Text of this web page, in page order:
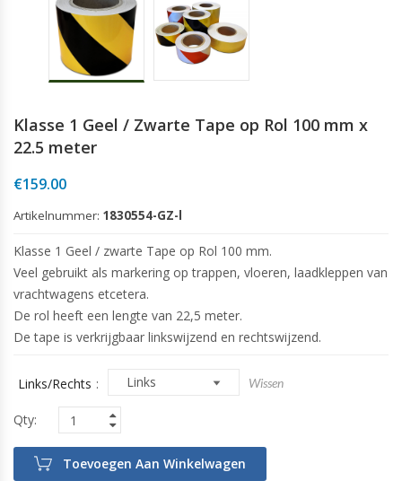
Klasse 1 Geel / Zwarte Tape op Rol 100 mm x
22.5 meter
€159.00
Artikelnummer: 1830554-GZ-l
Klasse 1 Geel / zwarte Tape op Rol 100 mm.
Veel gebruikt als markering op trappen, vloeren, laadkleppen van
vrachtwagens etcetera.
De rol heeft een lengte van 22,5 meter.
De tape is verkrijgbaar linkswijzend en rechtswijzend.
Links/Rechts Wissen
Toevoegen Aan Winkelwagen